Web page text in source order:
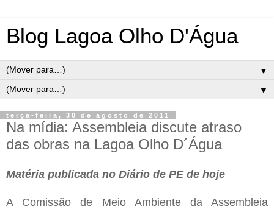
Blog Lagoa Olho D'Água
▼
▼
terça-feira, 30 de agosto de 2011
Na mídia: Assembleia discute atraso
das obras na Lagoa Olho D´Água
Matéria publicada no Diário de PE de hoje
A Comissão de Meio Ambiente da Assembleia